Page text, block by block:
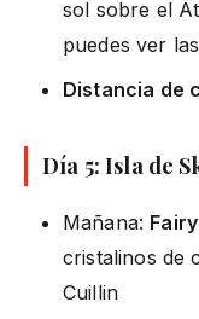
sol sobre el
puedes ver
Distancia de
Día 5: Isla de
Mañana:
cristalinos de
Cuillin